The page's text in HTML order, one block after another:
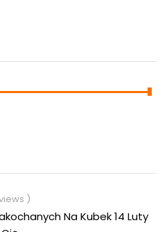
)
Na Kubek 14 Luty